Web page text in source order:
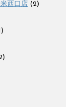
西口店 (2)